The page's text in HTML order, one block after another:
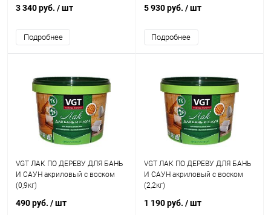
3 340 руб. / шт
Подробнее
5 930 руб. / шт
Подробнее
VGT ЛАК ПО ДЕРЕВУ ДЛЯ БАНЬ
И САУН акриловый с воском
(0,9кг)
490 руб. / шт
VGT ЛАК ПО ДЕРЕВУ ДЛЯ БАНЬ
И САУН акриловый с воском
(2,2кг)
1 190 руб. / шт